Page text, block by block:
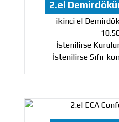
2.el
ikinci el
İstenilirse
İstenilirse Sıfır